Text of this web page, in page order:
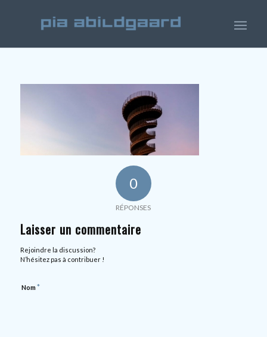
0
RÉPONSES
Laisser un commentaire
Rejoindre la discussion?
N’hésitez pas à contribuer !
Nom*